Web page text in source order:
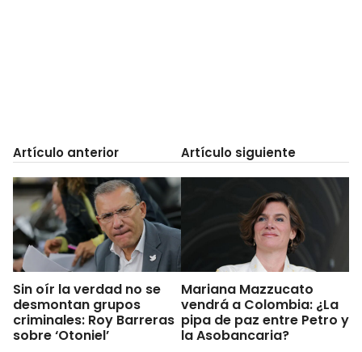
Artículo anterior
Sin oír la verdad no se
desmontan grupos
criminales: Roy Barreras
sobre ‘Otoniel’
Artículo siguiente
Mariana Mazzucato
vendrá a Colombia: ¿La
pipa de paz entre Petro y
la Asobancaria?